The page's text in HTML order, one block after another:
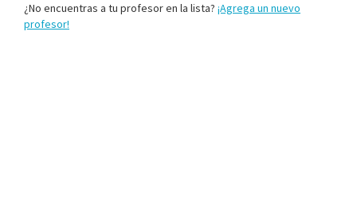
¿No encuentras a tu profesor en la lista? ¡Agrega un nuevo
profesor!